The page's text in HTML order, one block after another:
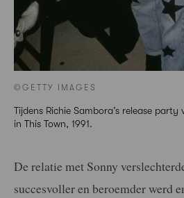
©GETTY IMAGES
Tijdens Richie Sambora’s release
in This Town, 1991.
De relatie met Sonny
succesvoller en beroemder werd